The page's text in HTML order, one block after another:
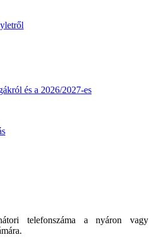
és a 2026/2027-es
telefonszáma a nyáron vagy